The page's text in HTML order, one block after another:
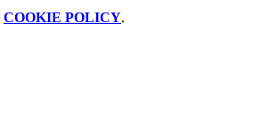
COOKIE POLICY.